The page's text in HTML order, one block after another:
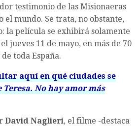
testimonio de las Misionaeras
el mundo. Se trata, no obstante,
la película se exhibirá solamente
jueves 11 de mayo, en más de 70
toda España.
aquí en qué ciudades se
Teresa. No hay amor más
David Naglieri, el filme -destaca